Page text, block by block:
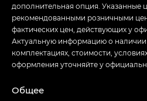
дополнительная опция. Указанные
рекомендованными розничными
фактических цен, действующих у
Актуальную информацию о наличии
комплектациях, стоимости,
оформления уточняйте у
Общее